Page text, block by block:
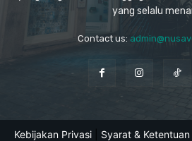
yang selalu
Contact us:
Kebijakan Privasi Syarat & Ketentuan